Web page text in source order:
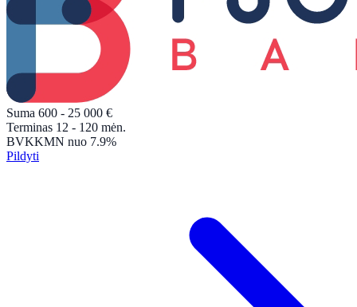
Suma 600 - 25 000 €
Terminas 12 - 120 mėn.
BVKKMN nuo 7.9%
Pildyti